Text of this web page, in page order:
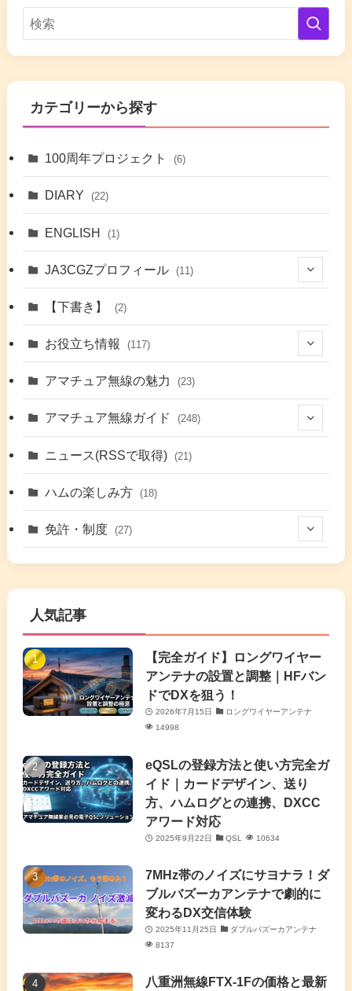
カテゴリーから探す
100周年プロジェクト (6)
DIARY (22)
ENGLISH (1)
JA3CGZプロフィール (11)
(7)
【下書き】 (2)
お役立ち情報 (117)
(48)
(9)
(17)
(6)
アマチュア無線の魅力 (23)
アマチュア無線ガイド (248)
(42)
(5)
(1)
(4)
(3)
(41)
(7) (7)
(16)
(7)
(6)
(20)
(63)
(7)
(5)
(4)
(2)
(5)
(11)
ニュース(RSSで取得) (21)
ハムの楽しみ方 (18)
免許・制度 (27)
(5)
(4)
(1)
人気記事
【完全ガイド】ロングワイヤー
アンテナの設置と調整｜HFバン
ドでDXを狙う！
2026年7月15日
ロングワイヤーアンテナ
14998
eQSLの登録方法と使い方完全ガ
イド｜カードデザイン、送り
方、ハムログとの連携、DXCC
アワード対応
2025年9月22日 QSL 10634
7MHz帯のノイズにサヨナラ！ダ
ブルバズーカアンテナで劇的に
変わるDX交信体験
2025年11月25日
ダブルバズーカアンテナ
8137
八重洲無線FTX-1Fの価格と最新